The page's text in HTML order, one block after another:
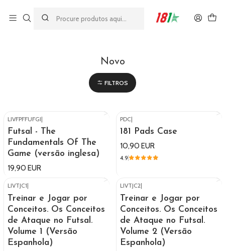
Novo
FILTROS
LIVFPFFUFGI|
Futsal - The
Fundamentals Of The
Game (versão inglesa)
19,90 EUR
PDC|
181 Pads Case
10,90 EUR
4.9
Esgotado
LIVTJC1|
Treinar e Jogar por
Conceitos. Os Conceitos
de Ataque no Futsal.
Volume 1 (Versão
Espanhola)
LIVTJC2|
Treinar e Jogar por
Conceitos. Os Conceitos
de Ataque no Futsal.
Volume 2 (Versão
Espanhola)